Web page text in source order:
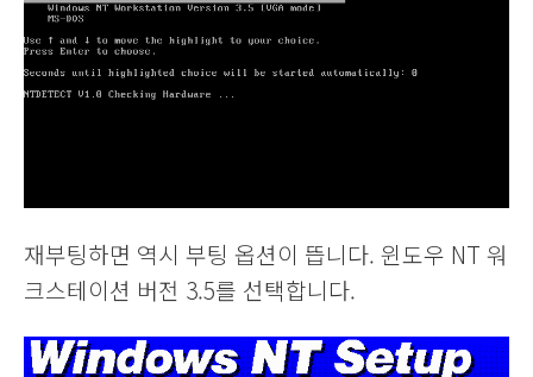
재부팅하면 역시 부팅 옵션이 뜹니다. 윈도우 NT 워
크스테이션 버전 3.5를 선택합니다.